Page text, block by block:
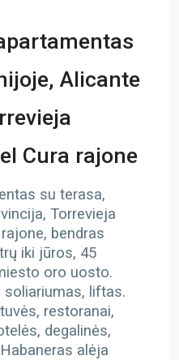
Alicante
Cura rajone
su terasa,
Torrevieja
bendras
iki jūros, 45
oro uosto.
soliariumas, liftas.
restoranai,
degalinės,
alėja